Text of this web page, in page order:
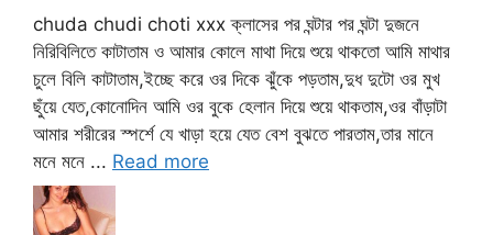
chuda chudi choti xxx ক্লাসের পর ঘন্টার পর ঘন্টা দুজনে
নিরিবিলিতে কাটাতাম ও আমার কোলে মাথা দিয়ে শুয়ে থাকতো আমি মাথার
চুলে বিলি কাটাতাম,ইচ্ছে করে ওর দিকে ঝুঁকে পড়তাম,দুধ দুটো ওর মুখ
ছুঁয়ে যেত,কোনোদিন আমি ওর বুকে হেলান দিয়ে শুয়ে থাকতাম,ওর বাঁড়াটা
আমার শরীরের স্পর্শে যে খাড়া হয়ে যেত বেশ বুঝতে পারতাম,তার মানে
মনে মনে ... Read more